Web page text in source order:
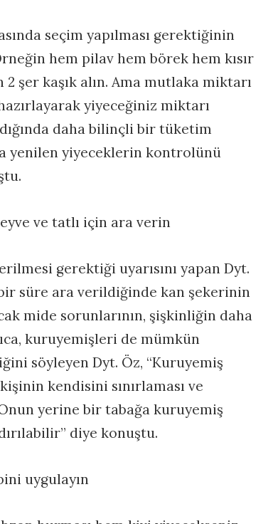
seçim yapılması gerektiğinin
hem pilav hem börek hem kısır
şer kaşık alın. Ama mutlaka miktarı
yiyeceğiniz miktarı
daha bilinçli bir tüketim
yenilen yiyeceklerin kontrolünü
ve tatlı için ara verin
gerektiği uyarısını yapan Dyt.
süre ara verildiğinde kan şekerinin
mide sorunlarının, şişkinliğin daha
kuruyemişleri de mümkün
söyleyen Dyt. Öz, “Kuruyemiş
kendisini sınırlaması ve
yerine bir tabağa kuruyemiş
diye konuştu.
uygulayın